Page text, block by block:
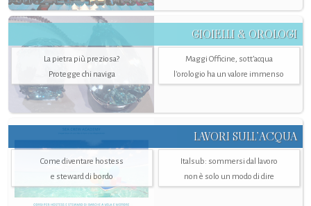
GIOIELLI & OROLOGI
La pietra più preziosa?
Protegge chi naviga
Maggi Officine, sott’acqua
l'orologio ha un valore immenso
LAVORI SULL’ACQUA
Come diventare hostess
e steward di bordo
Italsub: sommersi dal lavoro
non è solo un modo di dire